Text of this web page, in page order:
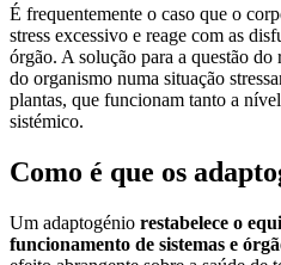
É frequentemente o caso que o
stress excessivo e reage com as
órgão. A solução para a questão
do organismo numa situação
plantas, que funcionam tanto a
sistémico.
Como é que os
Um adaptogénio restabelece o
funcionamento de sistemas e